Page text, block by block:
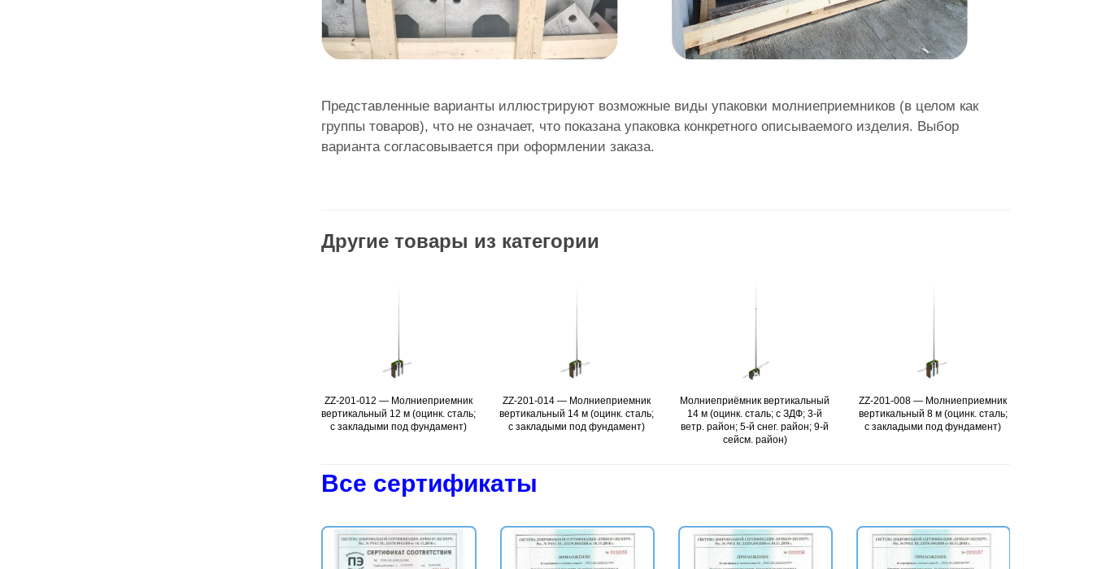
Представленные варианты иллюстрируют возможные виды упаковки молниеприемников (в целом как
группы товаров), что не означает, что показана упаковка конкретного описываемого изделия. Выбор
варианта согласовывается при оформлении заказа.
Другие товары из категории
ZZ-201-012 — Молниеприемник
вертикальный 12 м (оцинк. сталь;
с закладыми под фундамент)
Подробнее
ZZ-201-014 — Молниеприемник
вертикальный 14 м (оцинк. сталь;
с закладыми под фундамент)
Подробнее
Молниеприёмник вертикальный
14 м (оцинк. сталь; с ЗДФ; 3-й
ветр. район; 5-й снег. район; 9-й
Подробнее
ZZ-201-008 — Молниеприемник
вертикальный 8 м (оцинк. сталь;
с закладыми под фундамент)
Подробнее
ZZ-201-010 — Молниеприемник
вертикальный 10 м (оцинк. сталь;
с закладыми под фундамент)
Все сертификаты